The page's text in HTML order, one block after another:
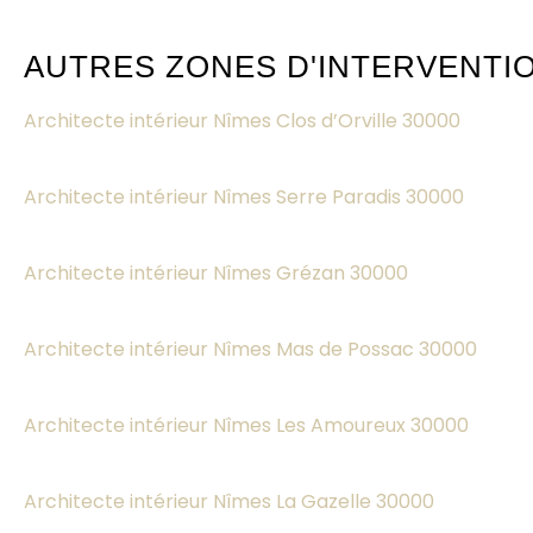
AUTRES ZONES
Architecte intérieur Nîmes Clos d’Orville 30000
Architecte intérieur Nîmes Serre Paradis 30000
Architecte intérieur Nîmes Grézan 30000
Architecte intérieur Nîmes Mas de Possac 30000
Architecte intérieur Nîmes Les Amoureux 30000
Architecte intérieur Nîmes La Gazelle 30000